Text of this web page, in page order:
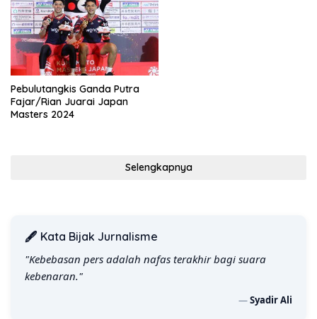
Pebulutangkis Ganda Putra
Fajar/Rian Juarai Japan
Masters 2024
Selengkapnya
🖋️ Kata Bijak Jurnalisme
"Kebebasan pers adalah nafas terakhir bagi suara
kebenaran."
—Syadir Ali